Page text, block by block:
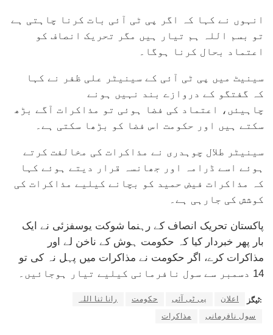
انہوں نے کہا کہ اگر پی ٹی آئی بات کرنا چاہتی ہے
تو بسم اللہ ہم تیار ہیں مگر تحریک انصاف کو
اعتماد بحال کرنا ہوگا۔
سینیٹ میں پی ٹی آئی کے سینیٹر علی ظفر نے کہا
کہ گفتگو کے دروازے بند نہیں ہونے
چاہیئں، اعتماد کی فضا ہوئی تو مذاکرات آگے بڑھ
سکتے ہیں اور حکومت اس فضا کو بڑھا سکتی ہے۔
سینیٹر طلال چوہدری نے مذاکرات کی مخالفت کرتے
ہوئے اسے ڈرامہ اور جھانسہ قرار دیتے ہوئے کہا
کہ مذاکرات فیض حمید کو بچانے کیلیے مذاکرات کی
کوشش کی جارہی ہے۔
پاکستان تحریک انصاف کے رہنما شوکت یوسفزئی نے ایک
بار پھر خبردار کیا کہ حکومت ہوش کے ناخن لے اور
مذاکرات کرے، اگر حکومت نے مذاکرات میں پہل نہ کی تو
14 دسمبر سے سول نافرمانی کیلیے تیار ہوجائیں۔
ٹیگز: اعلان پی ٹی آئی حکومت
رانا ثنا اللہ
سول نافرمانی
مذاکرات